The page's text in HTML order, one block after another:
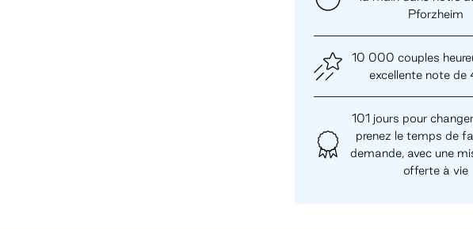
Pforzheim
10 000 couples
excellente note
101 jours pour
prenez le temps de
demande, avec une
offerte à vie